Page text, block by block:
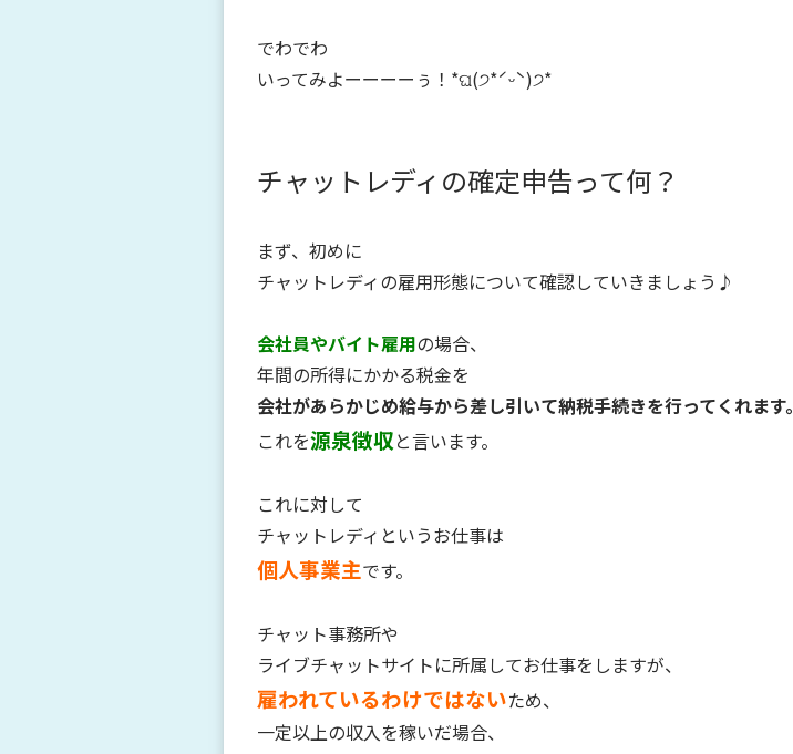
でわでわ
いってみよーーーーぅ！*ଘ(੭*ˊᵕˋ)੭*
チャットレディの確定申告って何？
まず、初めに
チャットレディの雇用形態について確認していきましょう♪
会社員やバイト雇用の場合、
年間の所得にかかる税金を
会社があらかじめ給与から差し引いて納税手続きを行ってくれます。
これを源泉徴収と言います。
これに対して
チャットレディというお仕事は
個人事業主です。
チャット事務所や
ライブチャットサイトに所属してお仕事をしますが、
雇われているわけではないため、
一定以上の収入を稼いだ場合、